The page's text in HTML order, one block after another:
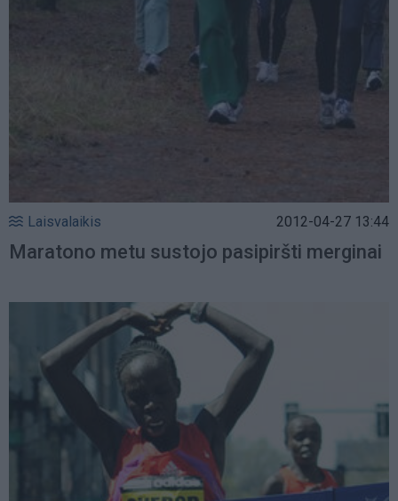
Laisvalaikis 2012-04-27 13:44
Maratono metu sustojo pasipiršti merginai